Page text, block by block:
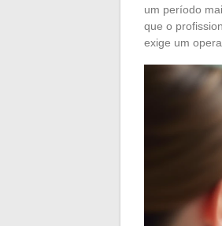
um período
que o
exige um